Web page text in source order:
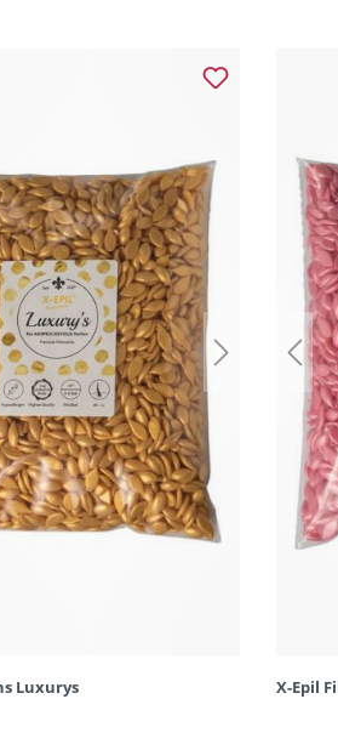
Luxurys X-Epil